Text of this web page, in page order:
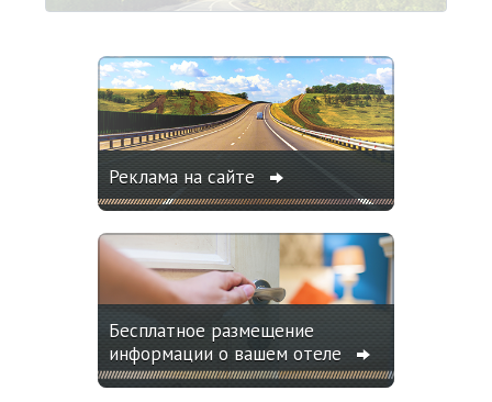
Реклама на сайте
Бесплатное размещение
информации о вашем отеле